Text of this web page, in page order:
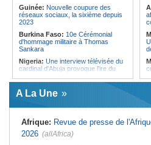
Guinée: Nouvelle coupure des
réseaux sociaux, la sixième depuis
2023
Burkina Faso: 10e Cérémonial
d'hommage militaire à Thomas
Sankara
Nigeria: Une interview télévisée du
cardinal d'Abuja provoque l'ire du
Afrique de l'Ouest:
22 milliards de FCFA en obligations
l'UEMOA
Cote d'Ivoire:Le retour du tambour
parleur «Djidji Ayôkwé» prend une
dimension politique
A La Une
Afrique: Revue de presse de
2026 (allAfrica)